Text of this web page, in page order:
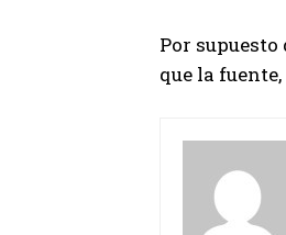
Por supuesto
que la